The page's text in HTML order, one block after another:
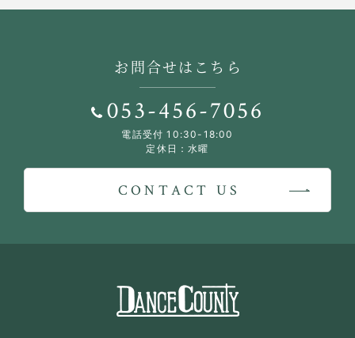
お問合せはこちら
053-456-7056
電話受付 10:30-18:00
定休日：水曜
CONTACT US